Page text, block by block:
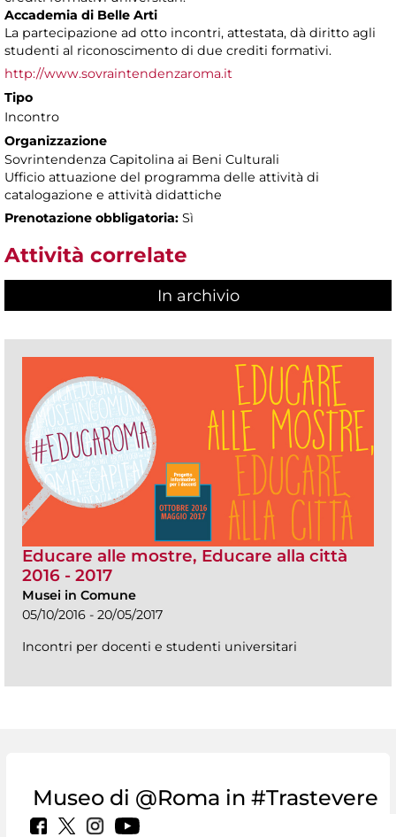
Accademia di Belle Arti
La partecipazione ad otto incontri, attestata, dà diritto agli
studenti al riconoscimento di due crediti formativi.
http://www.sovraintendenzaroma.it
Tipo
Incontro
Organizzazione
Sovrintendenza Capitolina ai Beni Culturali
Ufficio attuazione del programma delle attività di
catalogazione e attività didattiche
Prenotazione obbligatoria: Sì
Attività correlate
In archivio
Educare alle mostre, Educare alla città
2016 - 2017
Musei in Comune
05/10/2016 - 20/05/2017
Incontri per docenti e studenti universitari
Museo di @Roma in #Trastevere